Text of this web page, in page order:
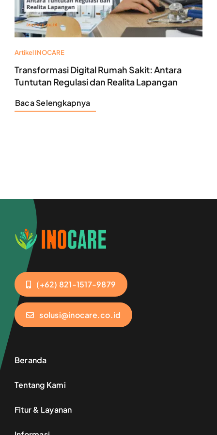
Artikel INOCARE
Transformasi Digital Rumah Sakit: Antara
Tuntutan Regulasi dan Realita Lapangan
Baca Selengkapnya
(+62) 821-1517-9879
solusi@inocare.co.id
Beranda
Tentang Kami
Fitur & Layanan